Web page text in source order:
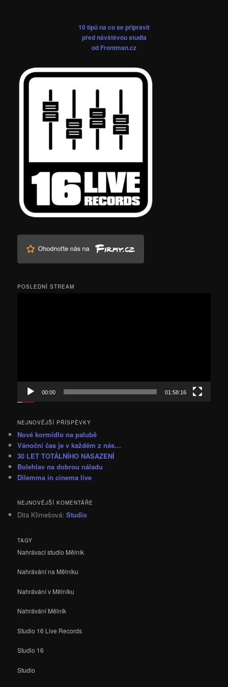
10 tipů na co se připravit
před návštěvou studia
od Frontman.cz
POSLEDNÍ STREAM
00:00 01:58:16
NEJNOVĚJŠÍ PŘÍSPĚVKY
Nové kormidlo na palubě
Vánoční čas je v každém z nás…
30 LET TOTÁLNÍHO NASAZENÍ
Bolehlav na dobrou náladu
Dilemma in cinema live
NEJNOVĚJŠÍ KOMENTÁŘE
Dita Klimešová:Studio
TAGY
Nahrávací studio Mělník
Nahrávání na Mělníku
Nahrávání v Mělníku
Nahrávání Mělník
Studio 16 Live Records
Studio 16
Studio